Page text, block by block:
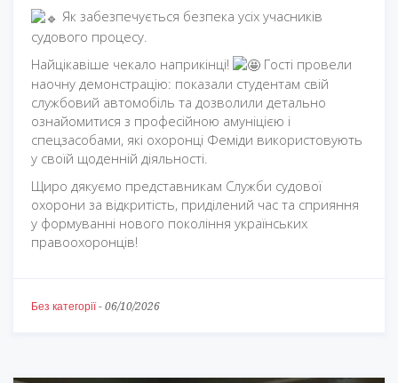
Як забезпечується безпека усіх учасників
судового процесу.
Найцікавіше чекало наприкінці!
Гості провели
наочну демонстрацію: показали студентам свій
службовий автомобіль та дозволили детально
ознайомитися з професійною амуніцією і
спецзасобами, які охоронці Феміди використовують
у своїй щоденній діяльності.
Щиро дякуємо представникам Служби судової
охорони за відкритість, приділений час та сприяння
у формуванні нового покоління українських
правоохоронців!
Без категорії- 06/10/2026